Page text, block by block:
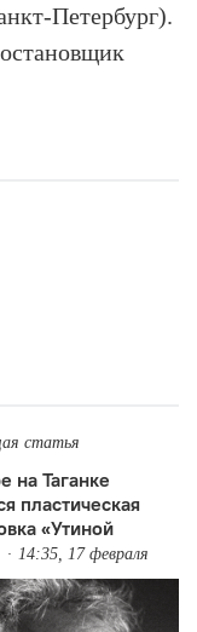
Петербург).
статья
на Таганке
пластическая
«Утиной
14:35, 17 февраля